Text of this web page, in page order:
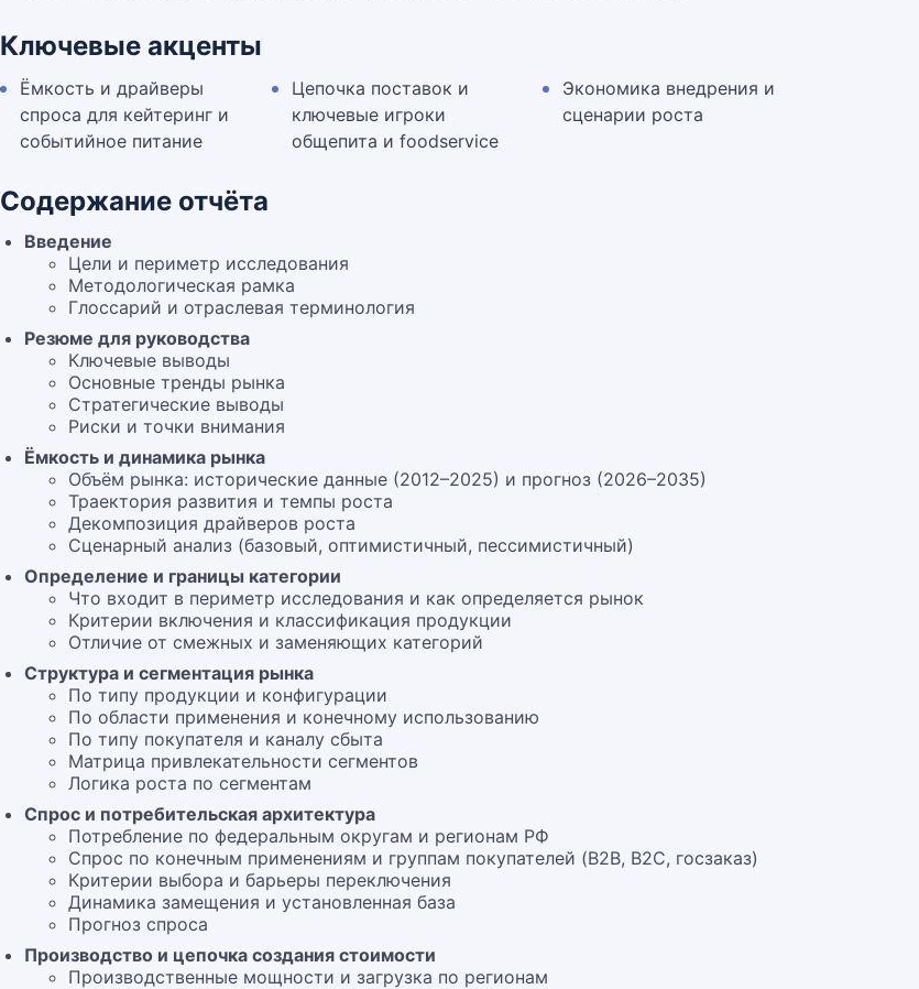
Ключевые акценты
Ёмкость и драйверы
спроса для кейтеринг и
событийное питание
Цепочка поставок и
ключевые игроки
общепита и foodservice
Экономика внедрения и
сценарии роста
Содержание отчёта
Введение
Цели и периметр исследования
Методологическая рамка
Глоссарий и отраслевая терминология
Резюме для руководства
Ключевые выводы
Основные тренды рынка
Стратегические выводы
Риски и точки внимания
Ёмкость и динамика рынка
Объём рынка: исторические данные (2012–2025) и прогноз (2026–2035)
Траектория развития и темпы роста
Декомпозиция драйверов роста
Сценарный анализ (базовый, оптимистичный, пессимистичный)
Определение и границы категории
Что входит в периметр исследования и как определяется рынок
Критерии включения и классификация продукции
Отличие от смежных и заменяющих категорий
Структура и сегментация рынка
По типу продукции и конфигурации
По области применения и конечному использованию
По типу покупателя и каналу сбыта
Матрица привлекательности сегментов
Логика роста по сегментам
Спрос и потребительская архитектура
Потребление по федеральным округам и регионам РФ
Спрос по конечным применениям и группам покупателей (B2B, B2C, госзаказ)
Критерии выбора и барьеры переключения
Динамика замещения и установленная база
Прогноз спроса
Производство и цепочка создания стоимости
Производственные мощности и загрузка по регионам